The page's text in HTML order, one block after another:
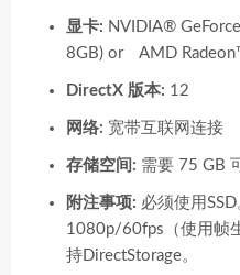
显卡: NVIDIA®
8GB) or AMD
DirectX 版本: 12
网络: 宽带互联网连接
存储空间: 需要 75 GB
附注事项: 必须使用SSD
1080p/60fps（使用帧
持DirectStorage。